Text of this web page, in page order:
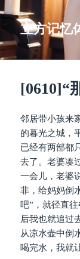
立方记忆
[0610]“
邻居带小孩来
的暮光之城，
已经有两部都
去了。老婆凑
一会儿，老婆
非，给妈妈倒
吧”，就径直
后我也就追过
从凉水壶中倒
喝完水，我就